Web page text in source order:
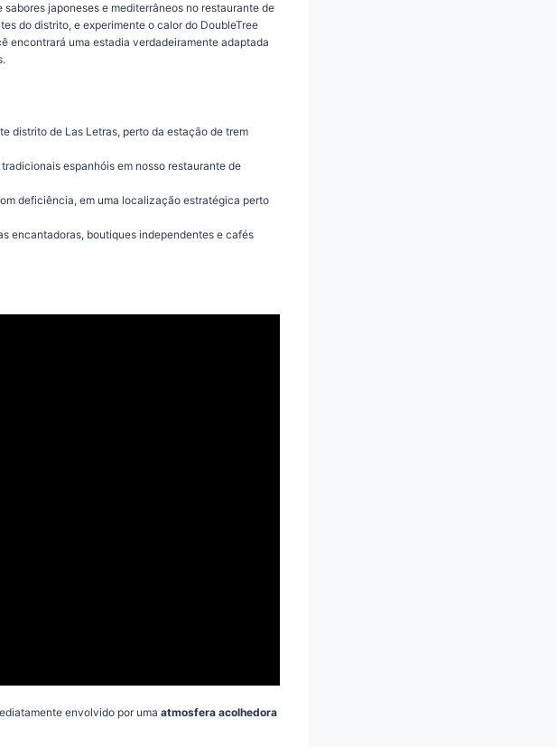
sabores japoneses e mediterrâneos no restaurante de
do distrito, e experimente o calor do DoubleTree
encontrará uma estadia verdadeiramente adaptada
distrito de Las Letras, perto da estação de trem
espanhóis em nosso restaurante de
deficiência, em uma localização estratégica perto
encantadoras, boutiques independentes e cafés
envolvido por uma atmosfera acolhedora